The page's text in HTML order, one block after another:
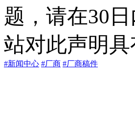
题，请在30
站对此声明
#新闻中心 #厂商 #厂商稿件